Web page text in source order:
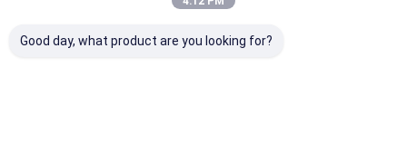
Good day, what product are you looking for?